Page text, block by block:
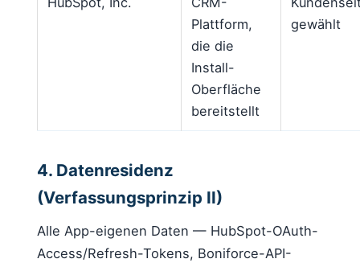
Plattform,
die die
Install-
Oberfläche
bereitstellt
gewählt
4. Datenresidenz
(Verfassungsprinzip II)
Alle App-eigenen Daten — HubSpot-OAuth-
Access/Refresh-Tokens, Boniforce-API-